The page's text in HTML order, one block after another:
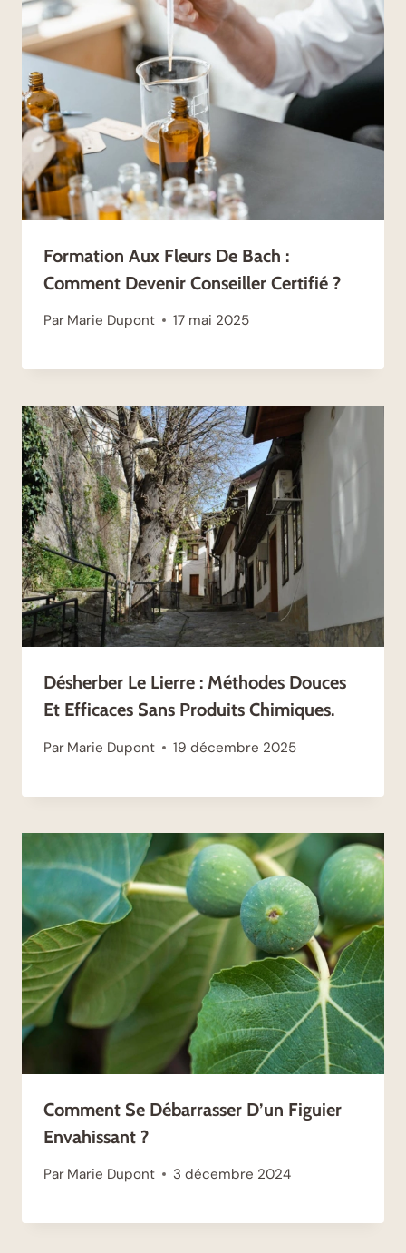
Formation Aux Fleurs De Bach :
Comment Devenir Conseiller Certifié ?
Par Marie Dupont 17 mai 2025
Désherber Le Lierre : Méthodes Douces
Et Efficaces Sans Produits Chimiques.
Par Marie Dupont 19 décembre 2025
Comment Se Débarrasser D’un Figuier
Envahissant ?
Par Marie Dupont 3 décembre 2024